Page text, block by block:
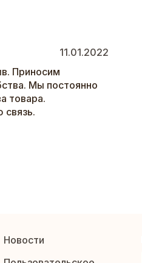
11.01.2022
Приносим
Мы постоянно
товара.
связь.
Новости